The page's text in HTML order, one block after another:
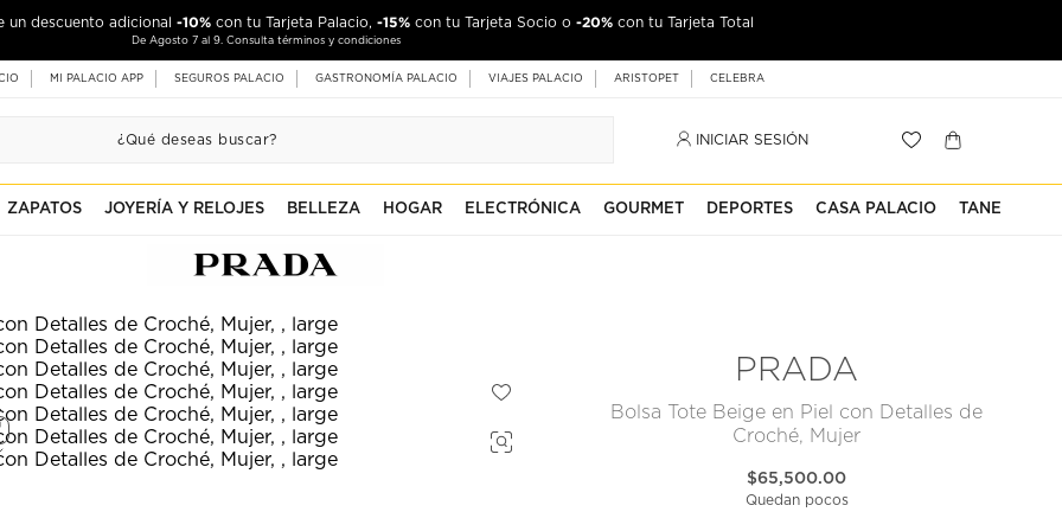
un descuento adicional -10% con tu Tarjeta Palacio, -15% con tu Tarjeta Socio o -20% con tu Tarjeta Total
De Agosto 7 al 9. Consulta términos y condiciones
MI PALACIO APP SEGUROS PALACIO GASTRONOMÍA PALACIO VIAJES PALACIO ARISTOPET CELEBRA
INICIAR SESIÓN
ZAPATOS JOYERÍA Y RELOJES BELLEZA HOGAR ELECTRÓNICA GOURMET DEPORTES CASA PALACIO TANE
PRADA
Bolsa Tote Beige en Piel con Detalles de
Croché, Mujer
$65,500.00
Quedan pocos